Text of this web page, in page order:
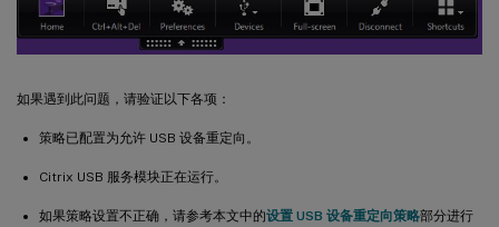
如果遇到此问题，请验证以下各项：
策略已配置为允许 USB 设备重定向。
Citrix USB 服务模块正在运行。
如果策略设置不正确，请参考本文中的设置 USB 设备重定向策略部分进行